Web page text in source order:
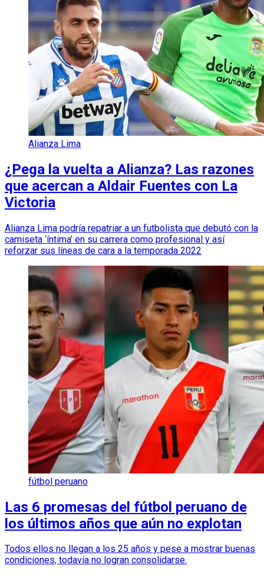
Alianza Lima
¿Pega la vuelta a Alianza? Las razones
que acercan a Aldair Fuentes con La
Victoria
Alianza Lima podría repatriar a un futbolista que debutó con la
camiseta ‘íntima’ en su carrera como profesional y así
reforzar sus líneas de cara a la temporada 2022
fútbol peruano
Las 6 promesas del fútbol peruano de
los últimos años que aún no explotan
Todos ellos no llegan a los 25 años y pese a mostrar buenas
condiciones, todavía no logran consolidarse.